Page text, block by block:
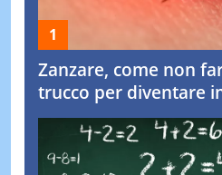
Zanzare, come non
trucco per diventare